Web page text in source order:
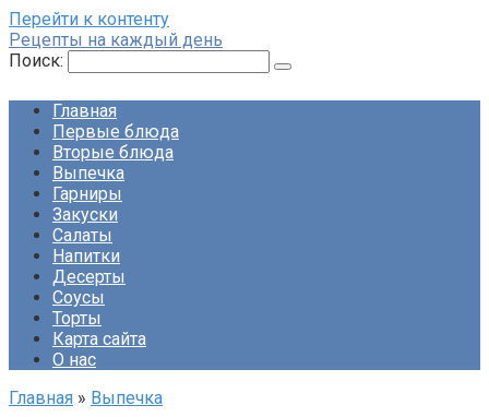
Перейти к контенту
Рецепты на каждый день
Поиск:
Главная
Первые блюда
Вторые блюда
Выпечка
Гарниры
Закуски
Салаты
Напитки
Десерты
Соусы
Торты
Карта сайта
О нас
Главная » Выпечка